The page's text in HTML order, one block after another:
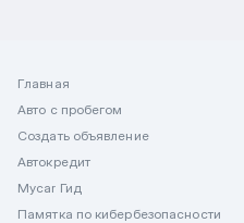
Главная
Авто с пробегом
Создать объявление
Автокредит
Mycar Гид
Памятка по кибербезопасности